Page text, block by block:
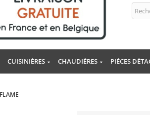
CUISINIÈRES CHAUDIÈRES PIÈCES